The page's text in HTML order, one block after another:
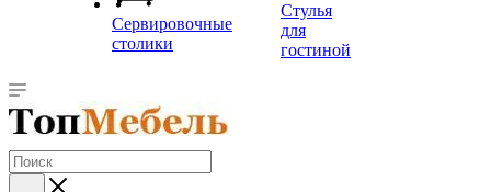
Сервировочные
столики
Стулья
для
гостиной